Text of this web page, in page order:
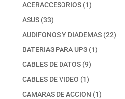
ACERACCESORIOS 11
ASUS 3333
productos
AUDIFONOS Y DIADEMAS 2222
BATERIAS PARA UPS 11
CABLES DE DATOS 99
productos
CABLES DE VIDEO 11
producto
CAMARAS DE ACCION 11